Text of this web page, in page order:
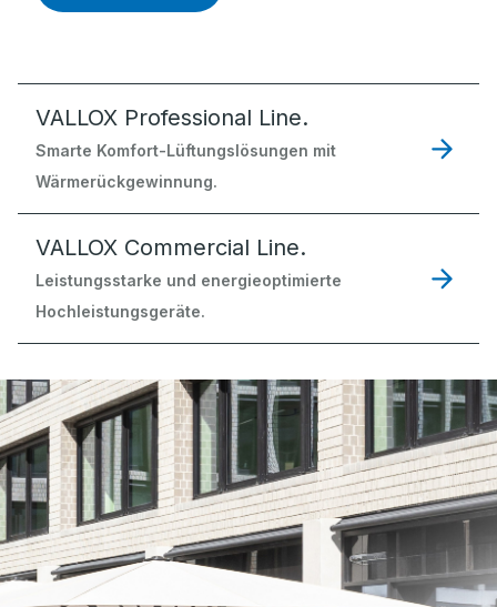
VALLOX Professional Line.
Smarte Komfort-Lüftungslösungen mit
Wärmerückgewinnung.
VALLOX Commercial Line.
Leistungsstarke und energieoptimierte
Hochleistungsgeräte.